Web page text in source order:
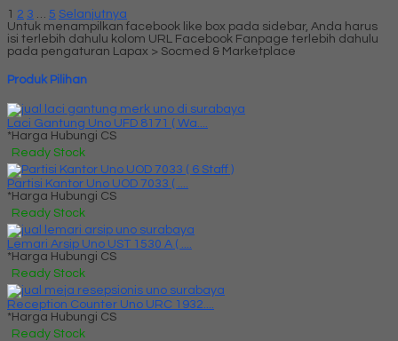
1 2 3 5 Selanjutnya
Untuk menampilkan facebook like box pada sidebar, Anda harus
isi terlebih dahulu kolom URL Facebook Fanpage terlebih dahulu
pada pengaturan Lapax > Socmed & Marketplace
Produk Pilihan
Laci Gantung Uno UFD 8171 ( Wa....
*Harga Hubungi CS
Ready Stock
Partisi Kantor Uno UOD 7033 ( ....
*Harga Hubungi CS
Ready Stock
Lemari Arsip Uno UST 1530 A ( ....
*Harga Hubungi CS
Ready Stock
Reception Counter Uno URC 1932....
*Harga Hubungi CS
Ready Stock